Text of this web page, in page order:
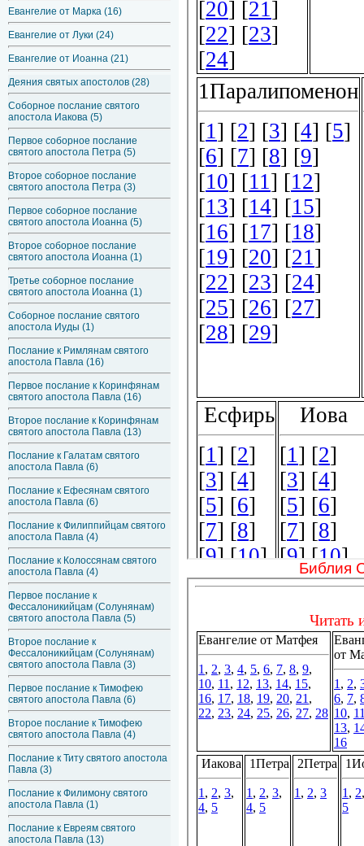
Евангелие от Марка (16)
Евангелие от Луки (24)
Евангелие от Иоанна (21)
Деяния святых апостолов (28)
Соборное послание святого
апостола Иакова (5)
Первое соборное послание
святого апостола Петра (5)
Второе соборное послание
святого апостола Петра (3)
Первое соборное послание
святого апостола Иоанна (5)
Второе соборное послание
святого апостола Иоанна (1)
Третье соборное послание
святого апостола Иоанна (1)
Соборное послание святого
апостола Иуды (1)
Послание к Римлянам святого
апостола Павла (16)
Первое послание к Коринфянам
святого апостола Павла (16)
Второе послание к Коринфянам
святого апостола Павла (13)
Послание к Галатам святого
апостола Павла (6)
Послание к Ефесянам святого
апостола Павла (6)
Послание к Филиппийцам святого
апостола Павла (4)
Послание к Колоссянам святого
апостола Павла (4)
Первое послание к
Фессалоникийцам (Солунянам)
святого апостола Павла (5)
Второе послание к
Фессалоникийцам (Солунянам)
святого апостола Павла (3)
Первое послание к Тимофею
святого апостола Павла (6)
Второе послание к Тимофею
святого апостола Павла (4)
Послание к Титу святого апостола
Павла (3)
Послание к Филимону святого
апостола Павла (1)
Послание к Евреям святого
апостола Павла (13)
Библия